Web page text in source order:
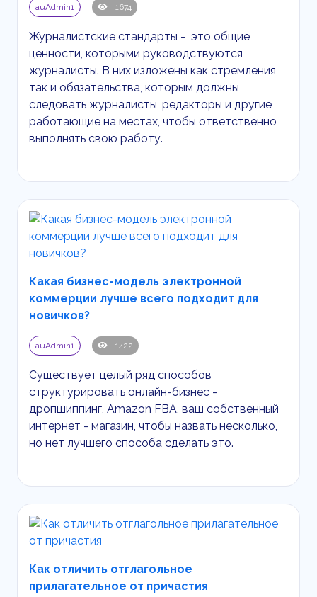
auAdmin1 1674
Журналистские стандарты - это общие
ценности, которыми руководствуются
журналисты. В них изложены как стремления,
так и обязательства, которым должны
следовать журналисты, редакторы и другие
работающие на местах, чтобы ответственно
выполнять свою работу.
Какая бизнес-модель электронной
коммерции лучше всего подходит для
новичков?
auAdmin1 1422
Существует целый ряд способов
структурировать онлайн-бизнес -
дропшиппинг, Amazon FBA, ваш собственный
интернет - магазин, чтобы назвать несколько,
но нет лучшего способа сделать это.
Как отличить отглагольное
прилагательное от причастия